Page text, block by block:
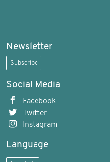
Newsletter
Subscribe
Social Media
Facebook
Twitter
Instagram
Language